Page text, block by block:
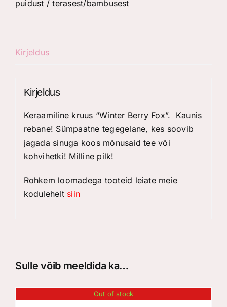
puidust / terasest/bambusest
Kirjeldus
Kirjeldus
Keraamiline kruus “Winter Berry Fox”. Kaunis
rebane! Sümpaatne tegegelane, kes soovib
jagada sinuga koos mõnusaid tee või
kohvihetki! Milline pilk!
Rohkem loomadega tooteid leiate meie
kodulehelt siin
Sulle võib meeldida ka…
Out of stock